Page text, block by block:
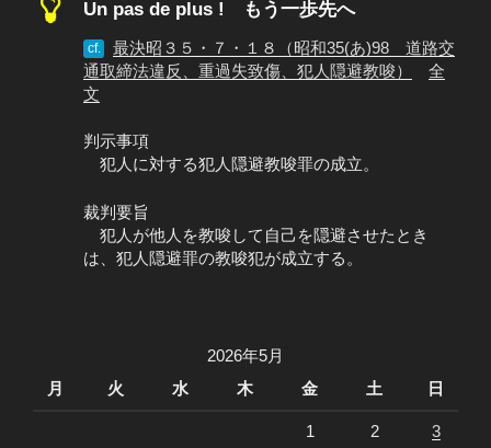
Un pas de plus ! もう一歩先へ
cf.
最決昭３５・７・１８（昭和35(あ)98 道路交
通取締法違反、重過失致傷、犯人隠避教唆）
全
文
判示事項
犯人に対する犯人隠避教唆罪の成立。
裁判要旨
犯人が他人を教唆して自己を隠避させたとき
は、犯人隠避罪の教唆犯が成立する。
2026年5月
月
火 水 木 金 土 日
1 2 3